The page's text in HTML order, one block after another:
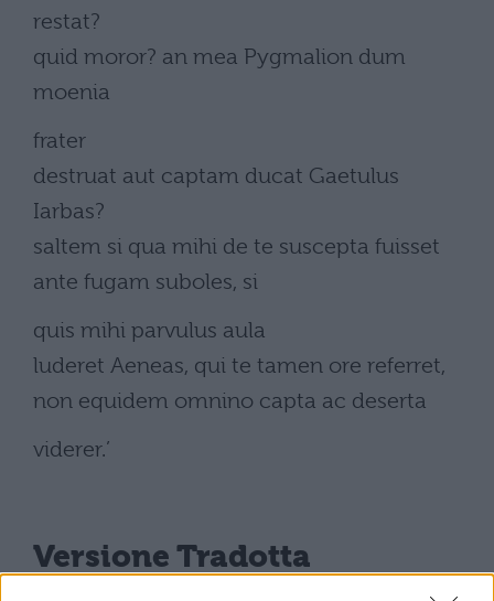
restat?
quid moror? an mea Pygmalion dum
moenia
frater
destruat aut captam ducat Gaetulus
Iarbas?
saltem si qua mihi de te suscepta fuisset
ante fugam suboles, si
quis mihi parvulus aula
luderet Aeneas, qui te tamen ore referret,
non equidem omnino capta ac deserta
viderer.’
Versione Tradotta
dell’Eneide: Testo tradotto,